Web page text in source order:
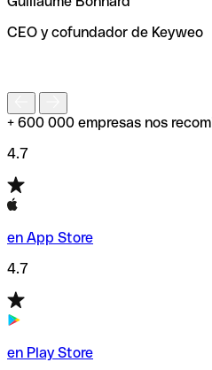
de enviar tu transferencia.
CEO y cofundador de Keyweo
+ 600 000 empresas nos
4.7
en App Store
4.7
en Play Store